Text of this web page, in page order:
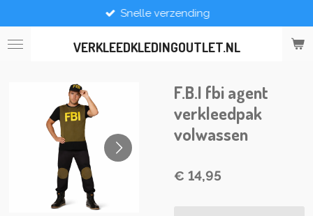
direct
naar
VERKLEEDKLEDINGOUTLET.NL
Snelle verzending
F.B.I fbi agent
verkleedpak
volwassen
€ 14,95